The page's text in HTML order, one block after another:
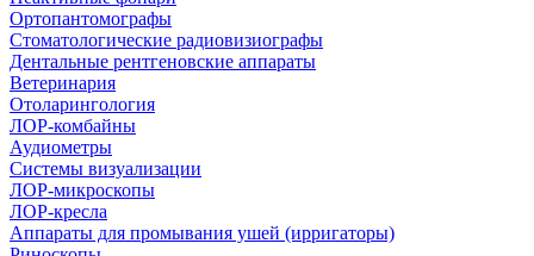
Ортопантомографы
Стоматологические радиовизиографы
Дентальные рентгеновские аппараты
Ветеринария
Отоларингология
ЛОР-комбайны
Аудиометры
Системы визуализации
ЛОР-микроскопы
ЛОР-кресла
Аппараты для промывания ушей (ирригаторы)